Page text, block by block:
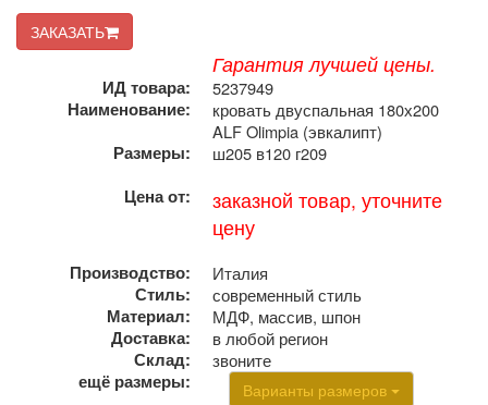
ЗАКАЗАТЬ
Гарантия лучшей цены.
ИД товара:
5237949
Наименование:
кровать двуспальная 180х200
ALF Olimpia (эвкалипт)
Размеры:
ш205 в120 г209
Цена от:
заказной товар, уточните
цену
Производство:
Италия
Стиль:
современный стиль
Материал:
МДФ, массив, шпон
Доставка:
в любой регион
Склад:
звоните
ещё размеры:
Варианты размеров